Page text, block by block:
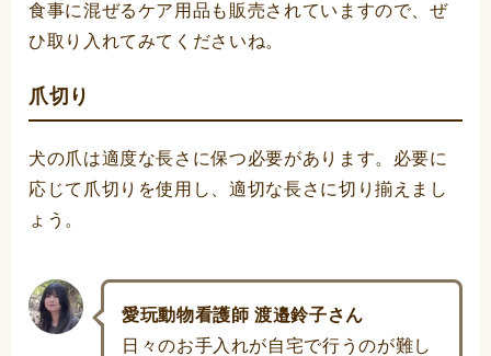
食事に混ぜるケア用品も販売されていますので、ぜ
ひ取り入れてみてくださいね。
爪切り
犬の爪は適度な長さに保つ必要があります。必要に
応じて爪切りを使用し、適切な長さに切り揃えまし
ょう。
愛玩動物看護師 渡邉鈴子さん
日々のお手入れが自宅で行うのが難し